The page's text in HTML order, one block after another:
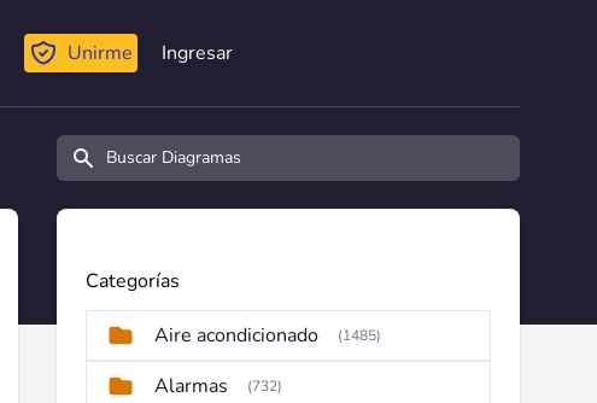
Unirme Ingresar
Buscar diagramas y manuales
Categorías
Aire acondicionado (1485)
Alarmas (732)